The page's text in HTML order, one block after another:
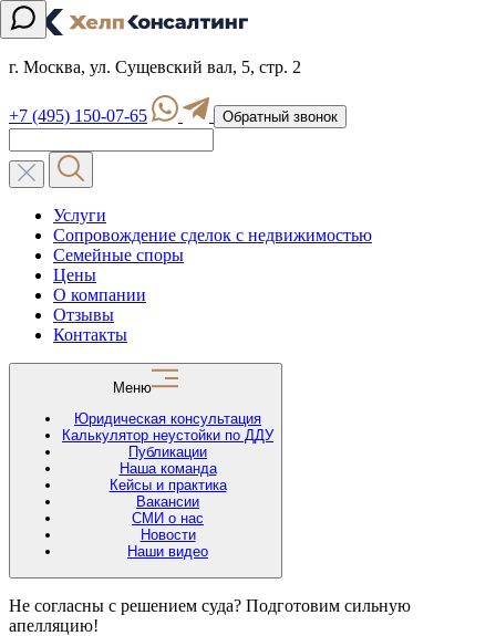
г. Москва, ул. Сущевский вал, 5, стр. 2
+7 (495) 150-07-65 Обратный звонок
Услуги
Сопровождение сделок с недвижимостью
Семейные споры
Цены
О компании
Отзывы
Контакты
Меню
Юридическая консультация
Калькулятор неустойки по ДДУ
Публикации
Наша команда
Кейсы и практика
Вакансии
СМИ о нас
Новости
Наши видео
Не согласны с решением суда? Подготовим сильную
апелляцию!